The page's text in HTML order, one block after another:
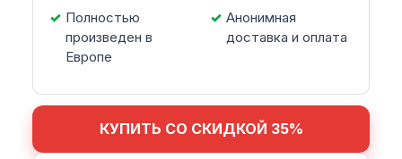
Полностью
произведен в
Европе
Анонимная
доставка и оплата
КУПИТЬ СО СКИДКОЙ 35%